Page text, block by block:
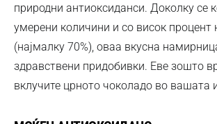
природни антиоксиданси. Доколку се
умерени количини и со висок процент
(најмалку 70%), оваа вкусна
здравствени придобивки. Еве зошто
вклучите црното чоколадо во вашата